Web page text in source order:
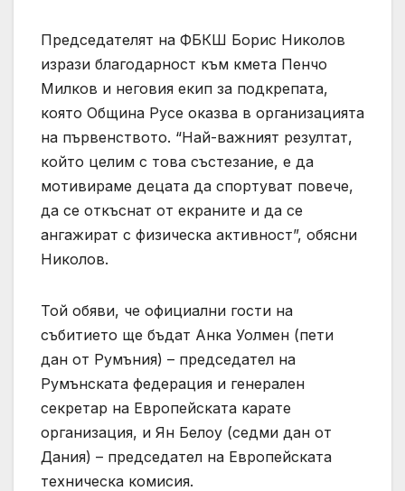
Председателят на ФБКШ Борис Николов
изрази благодарност към кмета Пенчо
Милков и неговия екип за подкрепата,
която Община Русе оказва в организацията
на първенството. “Най-важният резултат,
който целим с това състезание, е да
мотивираме децата да спортуват повече,
да се откъснат от екраните и да се
ангажират с физическа активност”, обясни
Николов.
Той обяви, че официални гости на
събитието ще бъдат Анка Уолмен (пети
дан от Румъния) – председател на
Румънската федерация и генерален
секретар на Европейската карате
организация, и Ян Белоу (седми дан от
Дания) – председател на Европейската
техническа комисия.